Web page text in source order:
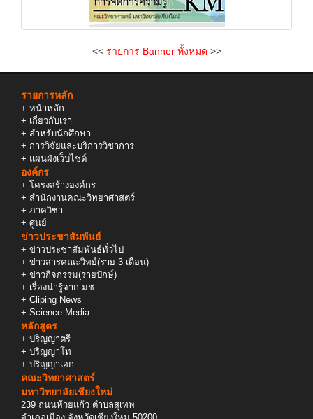
<< รายการ Banner ทั้งหมด >>
รายการหลัก
+ หน้าหลัก
+ เกี่ยวกับเรา
+ สำหรับนักศึกษา
+ การวิจัยและบริการวิชาการ
+ แผนผังเว็บไซต์
องค์กร
+ โครงสร้างองค์กร
+ สำนักงานคณะวิทยาศาสตร์
+ ภาควิชา
+ ศูนย์
ข่าวประชาสัมพันธ์
+ ข่าวประชาสัมพันธ์ทั่วไป
+ ข่าวสารคณะวิทย์(ราย 3 เดือน)
+ ข่าวกิจกรรม(รายปักษ์)
+ เรื่องน่ารู้จาก มช.
+ Cliping News
+ Science Media
หลักสูตร
+ ปริญญาตรี
+ ปริญญาโท
+ ปริญญาเอก
คณะวิทยาศาสตร์
มหาวิทยาลัยเชียงใหม่
239 ถนนห้วยแก้ว ตำบลสุเทพ